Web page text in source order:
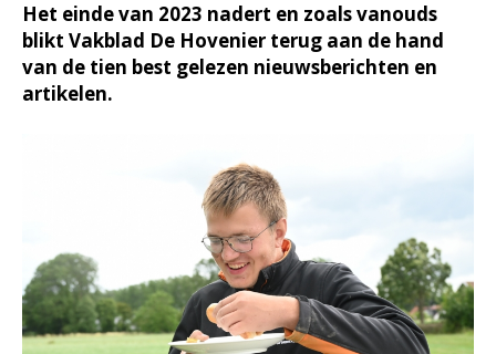
Het einde van 2023 nadert en zoals vanouds
blikt Vakblad De Hovenier terug aan de hand
van de tien best gelezen nieuwsberichten en
artikelen.